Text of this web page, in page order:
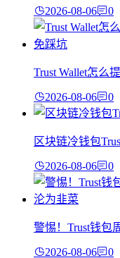
2026-08-06 0
Trust Wallet怎么
2026-08-06 0
区块链冷钱包
2026-08-06 0
警惕！Trust钱包
2026-08-06 0